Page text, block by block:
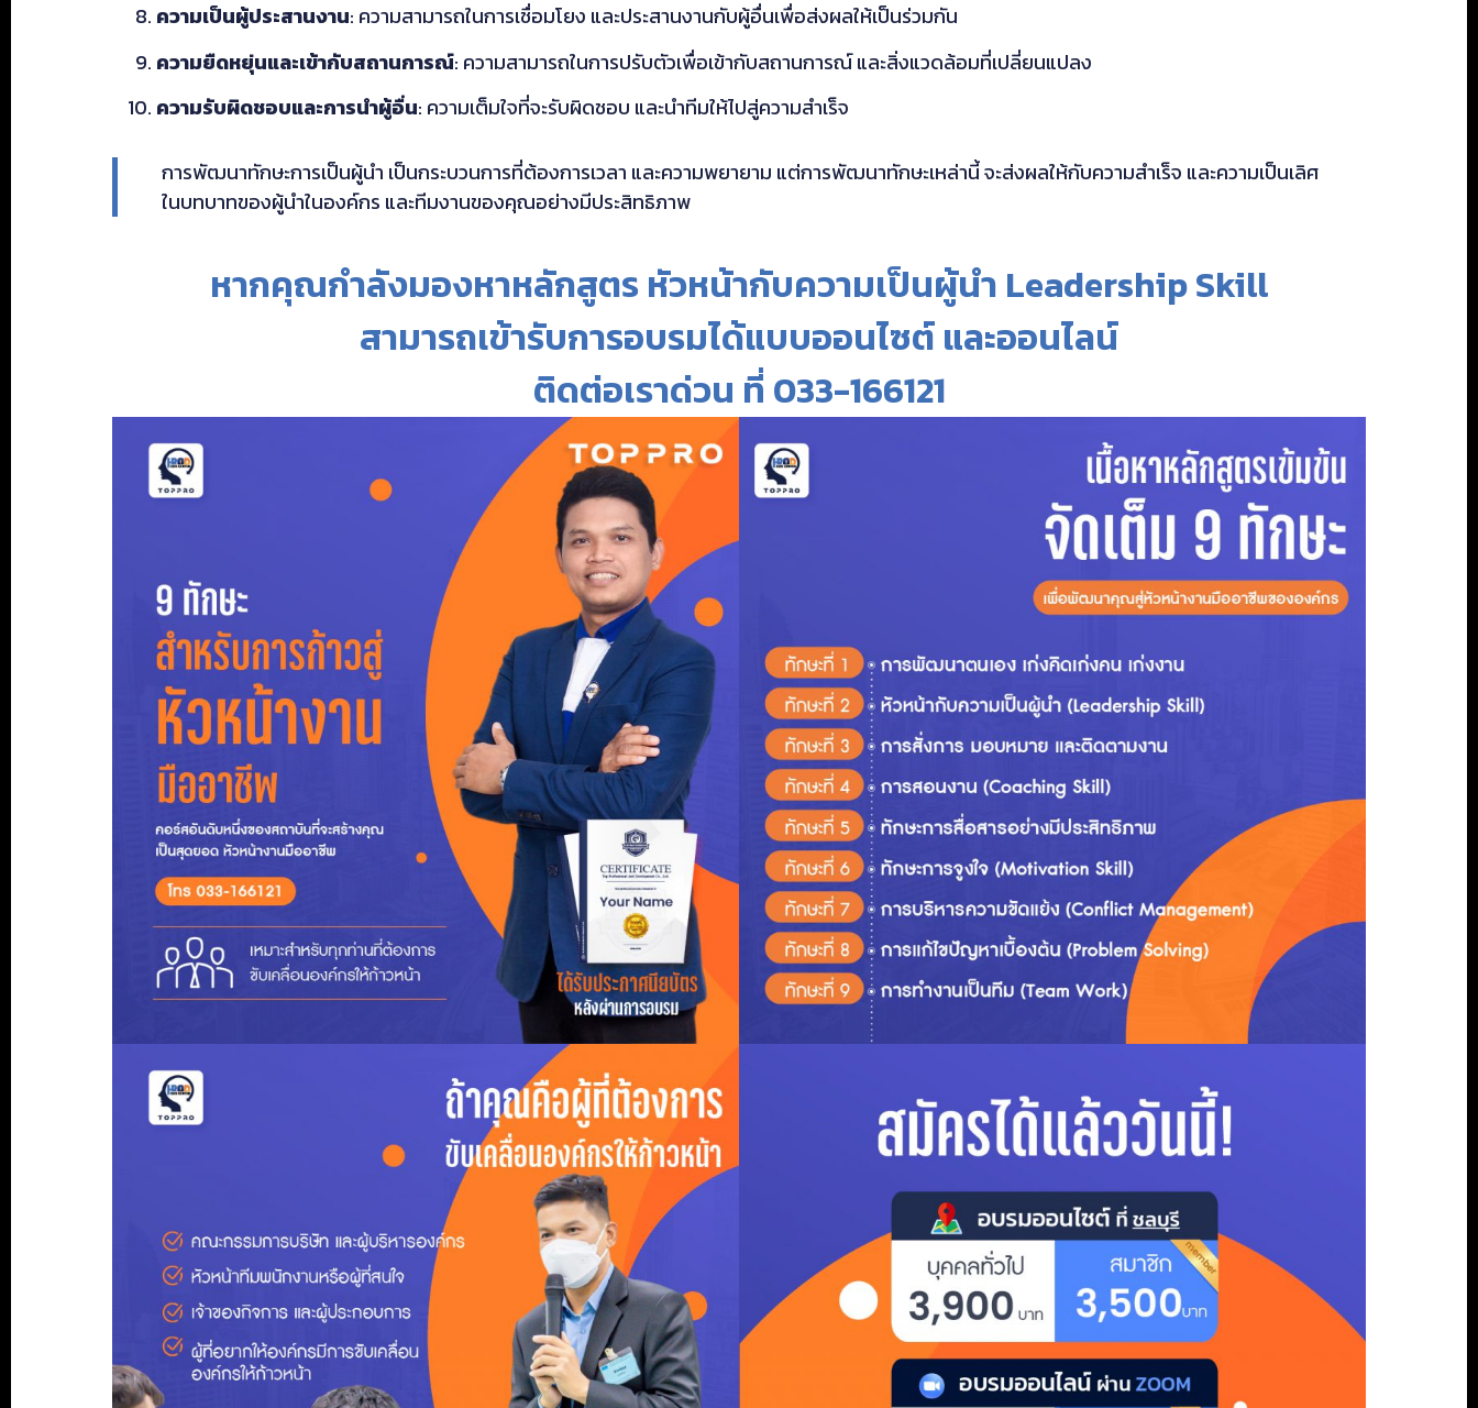
ความเป็นผู้ประสานงาน: ความสามารถในการเชื่อมโยง และประสานงานกับผู้อื่นเพื่อส่งผลให้เป็นร่วมกัน
ความยืดหยุ่นและเข้ากับสถานการณ์: ความสามารถในการปรับตัวเพื่อเข้ากับสถานการณ์ และสิ่งแวดล้อมที่เปลี่ยนแปลง
ความรับผิดชอบและการนำผู้อื่น: ความเต็มใจที่จะรับผิดชอบ และนำทีมให้ไปสู่ความสำเร็จ
การพัฒนาทักษะการเป็นผู้นำ เป็นกระบวนการที่ต้องการเวลา และความพยายาม แต่การพัฒนาทักษะเหล่านี้ จะส่งผลให้กับความสำเร็จ และความเป็นเลิศ
ในบทบาทของผู้นำในองค์กร และทีมงานของคุณอย่างมีประสิทธิภาพ
หากคุณกำลังมองหาหลักสูตร หัวหน้ากับความเป็นผู้นำ Leadership Skill
สามารถเข้ารับการอบรมได้แบบออนไซต์ และออนไลน์
ติดต่อเราด่วน ที่ 033-166121